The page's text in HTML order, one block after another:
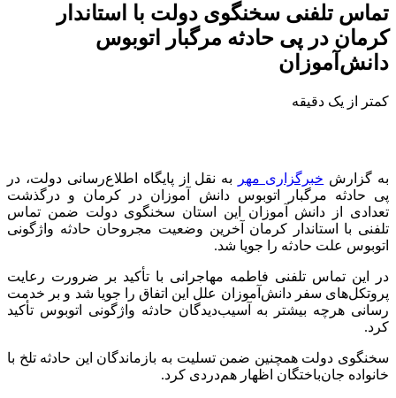
تماس تلفنی سخنگوی دولت با استاندار
کرمان در پی حادثه مرگبار اتوبوس
دانش‌آموزان
کمتر از یک دقیقه
به گزارش خبرگزاری مهر
به نقل از پایگاه اطلاع‌رسانی دولت، در
پی حادثه مرگبار اتوبوس دانش آموزان در کرمان و درگذشت
تعدادی از دانش آموزان این استان سخنگوی دولت ضمن تماس
تلفنی با استاندار کرمان آخرین وضعیت مجروحان حادثه واژگونی
اتوبوس علت حادثه را جویا شد.
در این تماس تلفنی فاطمه مهاجرانی با تأکید بر ضرورت رعایت
پروتکل‌های سفر دانش‌آموزان علل این اتفاق را جویا شد و بر خدمت
رسانی هرچه بیشتر به آسیب‌دیدگان حادثه واژگونی اتوبوس تأکید
کرد.
سخنگوی دولت همچنین ضمن تسلیت به بازماندگان این حادثه تلخ با
خانواده جان‌باختگان اظهار هم‌دردی کرد.